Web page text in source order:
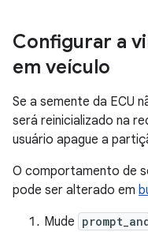
Configurar a
em veículo
Se a semente da ECU
será reinicializado na
usuário apague a
O comportamento de
pode ser alterado em
Mude